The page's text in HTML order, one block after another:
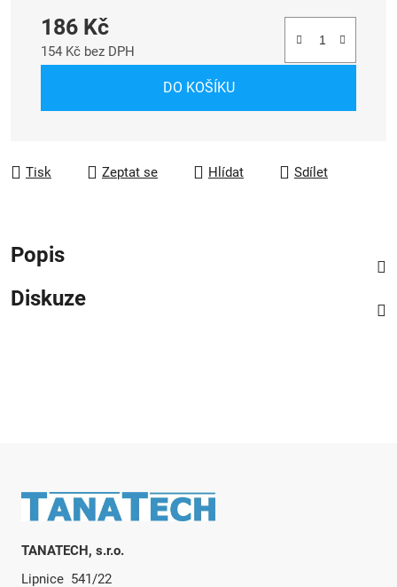
186 Kč
154 Kč bez DPH
DO KOŠÍKU
Tisk Zeptat se Hlídat Sdílet
Popis
Diskuze
Zápatí
TANATECH, s.r.o.
Lipnice 541/22